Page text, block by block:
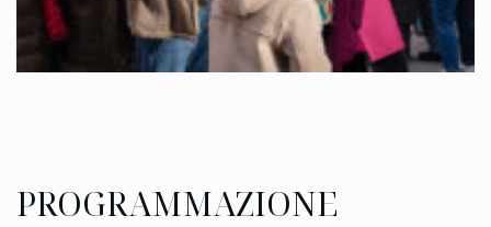
PROGRAMMAZIONE